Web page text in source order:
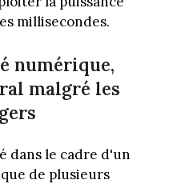
millisecondes.
numérique,
malgré les
dans le cadre d'un
de plusieurs